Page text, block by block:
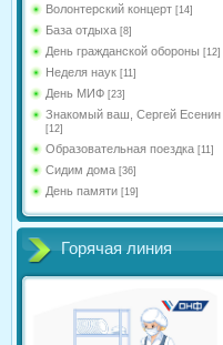
Волонтерский концерт [14]
База отдыха [8]
День гражданской обороны [12]
Неделя наук [11]
День МИФ [23]
Знакомый ваш, Сергей Есенин
[12]
Образовательная поездка [11]
Сидим дома [36]
День памяти [19]
Горячая линия